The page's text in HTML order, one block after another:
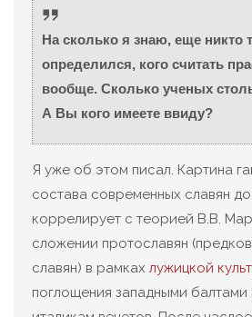
На сколько я знаю, еще никто
определился, кого считать
вообще. Сколько ученых
А Вы кого имеете ввиду?
Я уже об этом писал. Картина
состава современных славян
коррелирует с теорией В.В.
сложении протославян
славян) в рамках лужицкой
поглощения западными балтами